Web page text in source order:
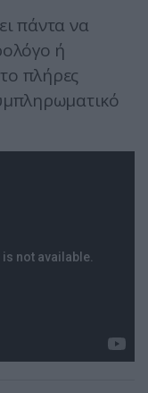
πάντα να
ή
πλήρες